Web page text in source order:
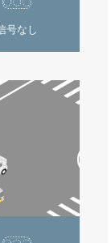
号なし